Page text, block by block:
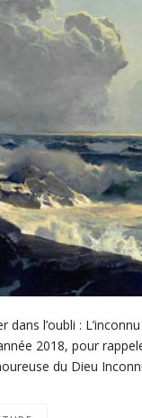
dans l’oubli :
2018, pour
du Dieu